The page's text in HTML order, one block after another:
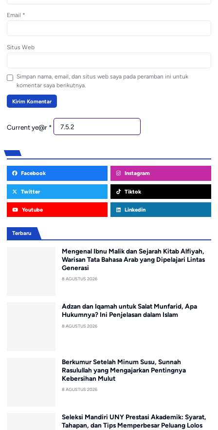
Email *
Situs Web
Simpan nama, email, dan situs web saya pada peramban ini untuk
komentar saya berikutnya.
Current ye@r *
Facebook Instagram
Twitter Tiktok
Youtube Linkedin
Terbaru
Mengenal Ibnu Malik dan Sejarah Kitab Alfiyah,
Warisan Tata Bahasa Arab yang Dipelajari Lintas
Generasi
8 AGUSTUS 2026
Adzan dan Iqamah untuk Salat Munfarid, Apa
Hukumnya? Ini Penjelasan dalam Islam
8 AGUSTUS 2026
Berkumur Setelah Minum Susu, Sunnah
Rasulullah yang Mengajarkan Pentingnya
Kebersihan Mulut
8 AGUSTUS 2026
Seleksi Mandiri UNY Prestasi Akademik: Syarat,
Tahapan, dan Tips Memperbesar Peluang Lolos